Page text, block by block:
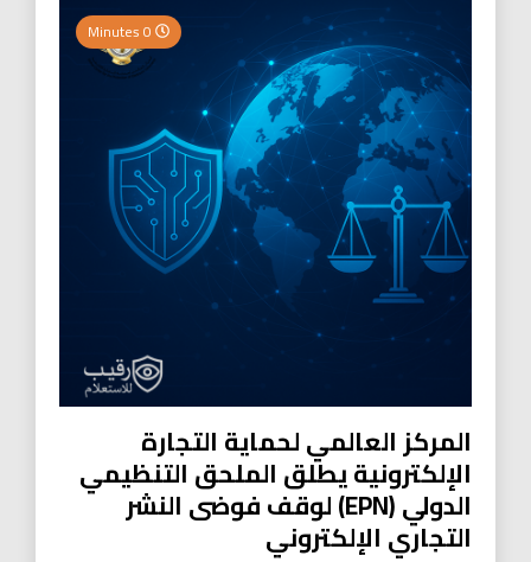
المركز العالمي لحماية التجارة
الإلكترونية يطلق الملحق التنظيمي
الدولي (EPN) لوقف فوضى النشر
التجاري الإلكتروني